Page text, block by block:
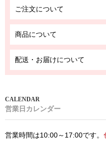
ご注文について
商品について
配送・お届けについて
営業日カレンダー
営業時間は10:00～17:00です。